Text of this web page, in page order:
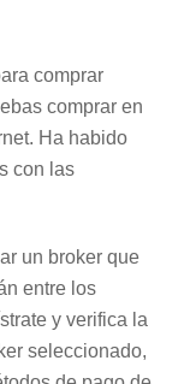
comprar
comprar en
Ha habido
con las
un broker que
entre los
y verifica la
seleccionado,